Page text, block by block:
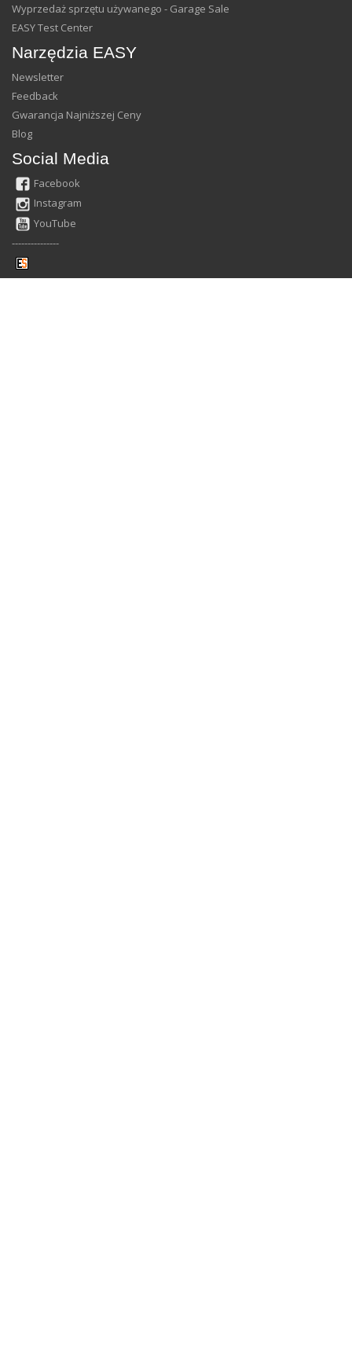
Wyprzedaż sprzętu używanego - Garage Sale
EASY Test Center
Narzędzia EASY
Newsletter
Feedback
Gwarancja Najniższej Ceny
Blog
Social Media
Facebook
Instagram
YouTube
---------------